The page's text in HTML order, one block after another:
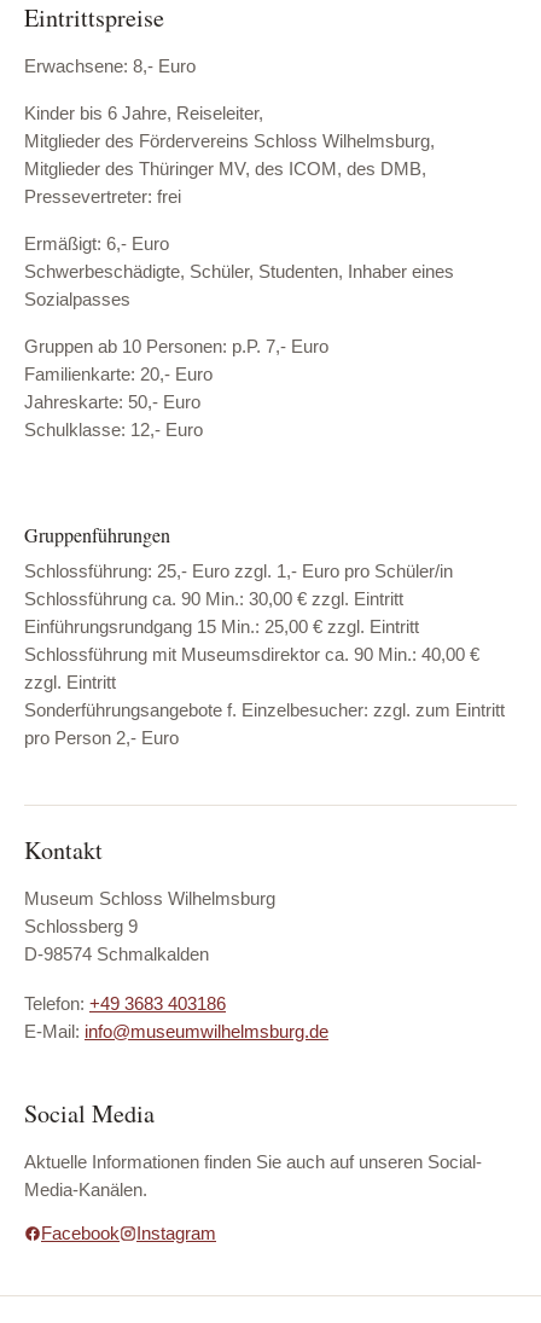
Eintrittspreise
Erwachsene: 8,- Euro
Kinder bis 6 Jahre, Reiseleiter,
Mitglieder des Fördervereins Schloss Wilhelmsburg,
Mitglieder des Thüringer MV, des ICOM, des DMB,
Pressevertreter: frei
Ermäßigt: 6,- Euro
Schwerbeschädigte, Schüler, Studenten, Inhaber eines
Sozialpasses
Gruppen ab 10 Personen: p.P. 7,- Euro
Familienkarte: 20,- Euro
Jahreskarte: 50,- Euro
Schulklasse: 12,- Euro
Gruppenführungen
Schlossführung: 25,- Euro zzgl. 1,- Euro pro Schüler/in
Schlossführung ca. 90 Min.: 30,00 € zzgl. Eintritt
Einführungsrundgang 15 Min.: 25,00 € zzgl. Eintritt
Schlossführung mit Museumsdirektor ca. 90 Min.: 40,00 €
zzgl. Eintritt
Sonderführungsangebote f. Einzelbesucher: zzgl. zum Eintritt
pro Person 2,- Euro
Kontakt
Museum Schloss Wilhelmsburg
Schlossberg 9
D-98574 Schmalkalden
Telefon: +49 3683 403186
E-Mail: info@museumwilhelmsburg.de
Social Media
Aktuelle Informationen finden Sie auch auf unseren Social-
Media-Kanälen.
Facebook Instagram